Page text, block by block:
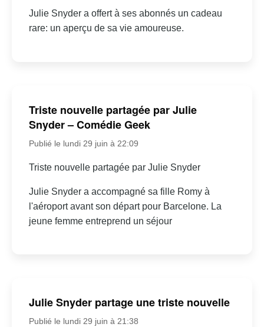
Julie Snyder a offert à ses abonnés un cadeau
rare: un aperçu de sa vie amoureuse.
Triste nouvelle partagée par Julie
Snyder – Comédie Geek
Publié le lundi 29 juin à 22:09
Triste nouvelle partagée par Julie Snyder
Julie Snyder a accompagné sa fille Romy à
l'aéroport avant son départ pour Barcelone. La
jeune femme entreprend un séjour
Julie Snyder partage une triste nouvelle
Publié le lundi 29 juin à 21:38